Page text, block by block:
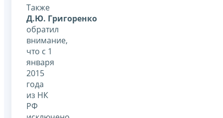
Также
Д.Ю. Григоренко
обратил
внимание,
что с 1
января
2015
года
из НК
РФ